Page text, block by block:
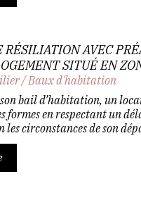
RÉSILIATION AVEC
SITUÉ EN
/Baux d'habitation
bail d’habitation, un
formes en respectant un
les circonstances de son